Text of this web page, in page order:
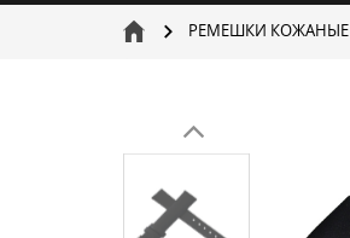
РЕМЕШКИ КОЖАНЫЕ